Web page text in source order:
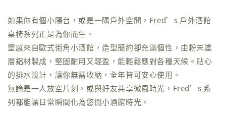
如果你有個小陽台，或是一隅戶外空間，Fred’s 戶外酒館
桌椅系列正是為你而生。
靈感來自歐式街角小酒館，造型簡約卻充滿個性，由粉末塗
層鋁材製成，堅固耐用又輕盈，能輕鬆應對各種天候。貼心
的排水設計，讓你無需收納，全年皆可安心使用。
無論是一人放空片刻，或與好友共享微風時光，Fred’s 系
列都能讓日常瞬間化為悠閒小酒館時光。